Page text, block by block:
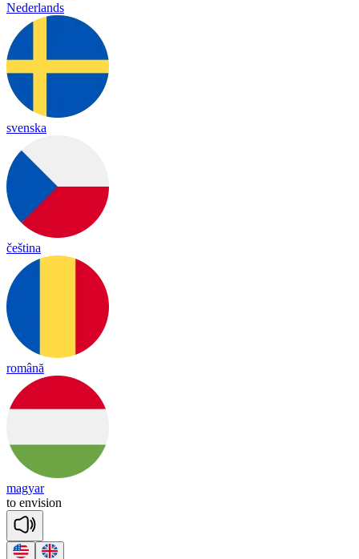
Nederlands
svenska
čeština
română
magyar
to envision